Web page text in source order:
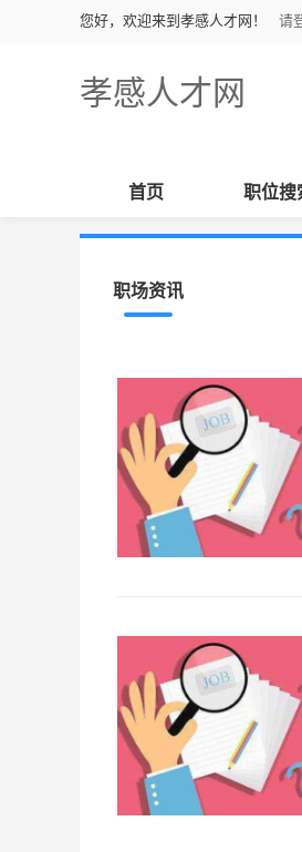
您好，欢迎来到孝感人才网！ 请
孝感人才网
首页 职位搜
职场资讯